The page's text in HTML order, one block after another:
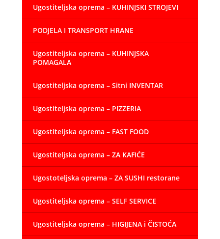
Ugostiteljska oprema – KUHINJSKI STROJEVI
PODJELA I TRANSPORT HRANE
Ugostiteljska oprema – KUHINJSKA
POMAGALA
Ugostiteljska oprema – Sitni INVENTAR
Ugostiteljska oprema – PIZZERIA
Ugostiteljska oprema – FAST FOOD
Ugostiteljska oprema – ZA KAFIĆE
Ugostoteljska oprema – ZA SUSHI restorane
Ugostiteljska oprema – SELF SERVICE
Ugostiteljska oprema – HIGIJENA i ČISTOĆA